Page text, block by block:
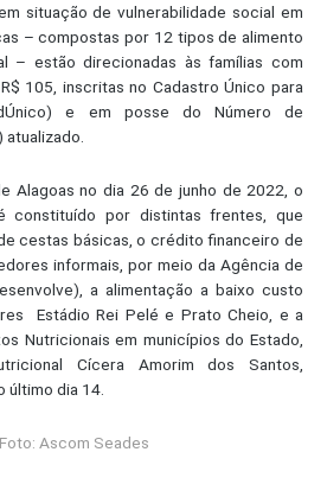
situação de vulnerabilidade social em
– compostas por 12 tipos de alimento
– estão direcionadas às famílias com
105, inscritas no Cadastro Único para
e em posse do Número de
Alagoas no dia 26 de junho de 2022, o
constituído por distintas frentes, que
cestas básicas, o crédito financeiro de
informais, por meio da Agência de
a alimentação a baixo custo
Estádio Rei Pelé e Prato Cheio, e a
Nutricionais em municípios do Estado,
Cícera Amorim dos Santos,
último dia 14.
Ascom Seades